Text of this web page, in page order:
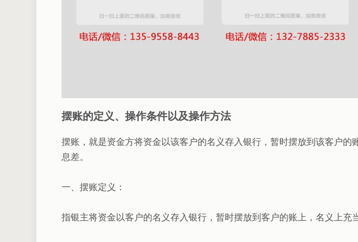
摆账的定义、操作条件以及操作方法
摆账，就是资金方将资金以该客户的名义存入银行，暂时摆放到该客户
息差。
一、摆账定义：
指银主将资金以客户的名义存入银行，暂时摆放到客户的账上，名义上充